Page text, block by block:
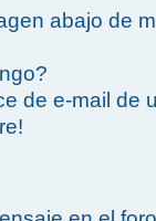
abajo de
de e-mail de